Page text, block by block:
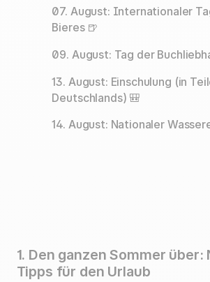
07. August: Internationaler
Bieres 🍺
09. August: Tag der
13. August: Einschulung (in
Deutschlands) 🎒
14. August: Nationaler
1. Den ganzen Sommer
Tipps für den Urlaub